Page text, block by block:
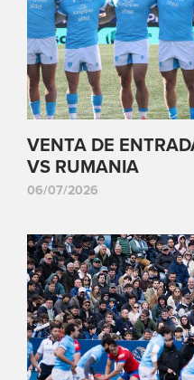
VENTA DE
VS RUMANIA
06/07/2026